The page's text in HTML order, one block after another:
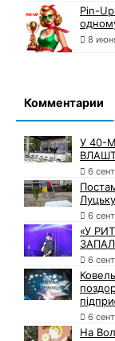
Pin-
8
Комментарии
У 40-
6
6
«У
6
6
На